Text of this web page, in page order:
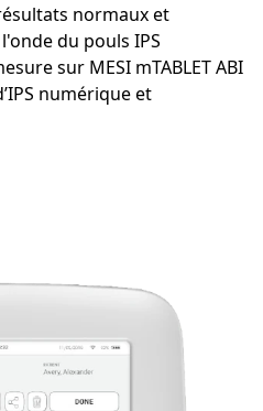
normaux et
du pouls IPS
sur MESI mTABLET ABI
numérique et